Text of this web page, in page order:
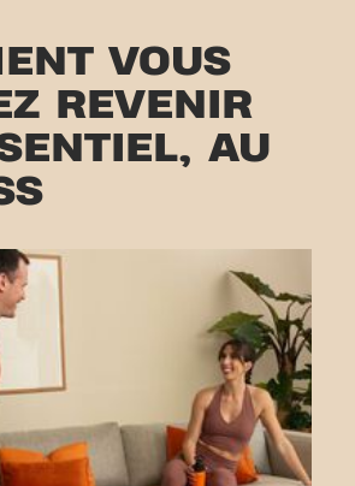
VOUS
REVENIR
AU